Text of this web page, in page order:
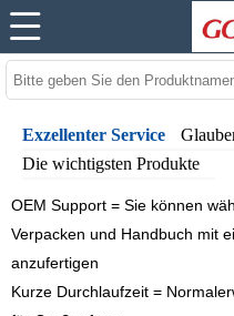
Exzellenter Service
Die wichtigsten Produkte
OEM Support = Sie können
Verpacken und Handbuch mit
anzufertigen
Kurze Durchlaufzeit =